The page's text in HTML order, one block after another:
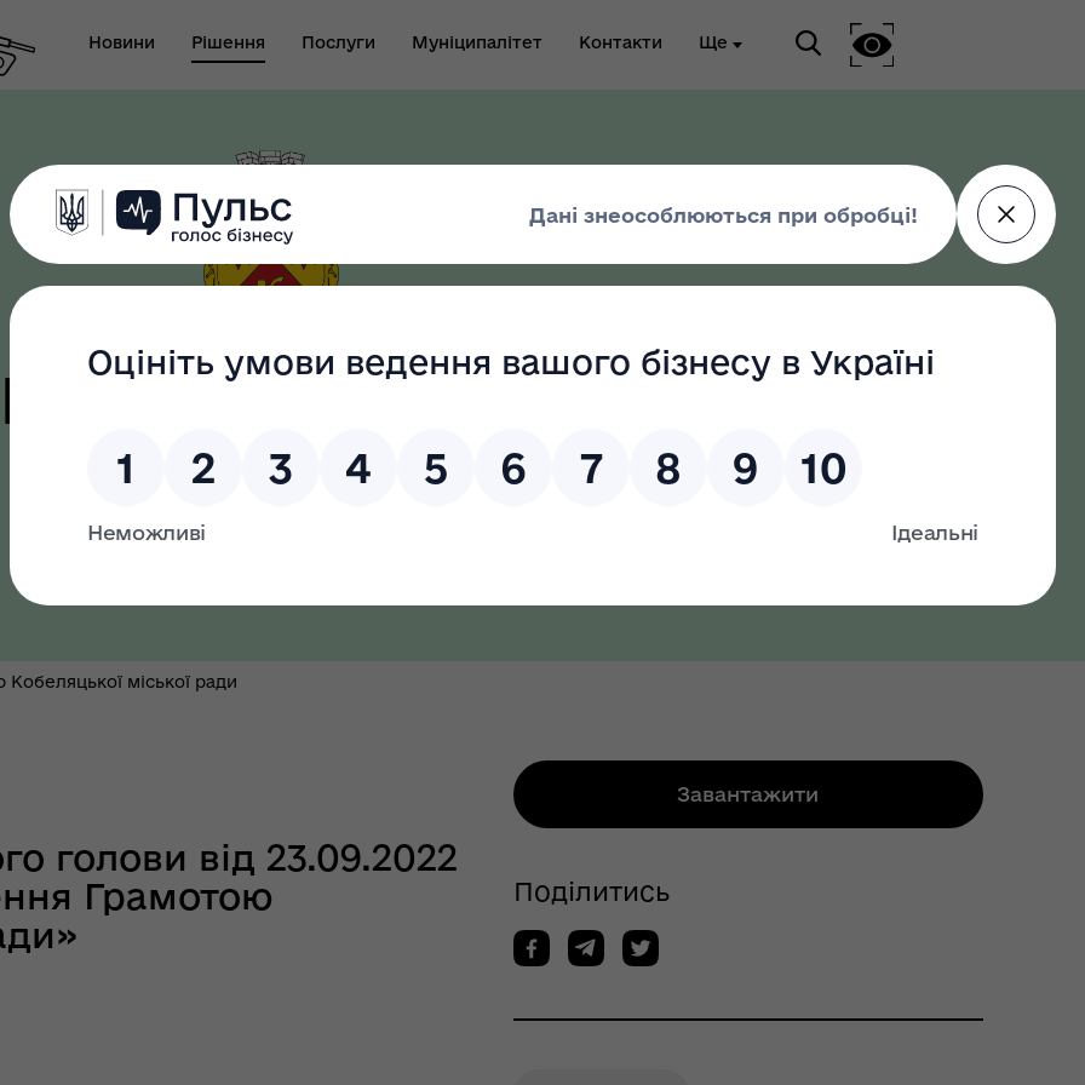
Новини Рішення Послуги Муніципалітет Контакти Ще
виконуючого
міського
секретаря міської
територіальна
громада
міської ради
голови від 23.09.2022
Грамотою
Завантажити
Поділитись